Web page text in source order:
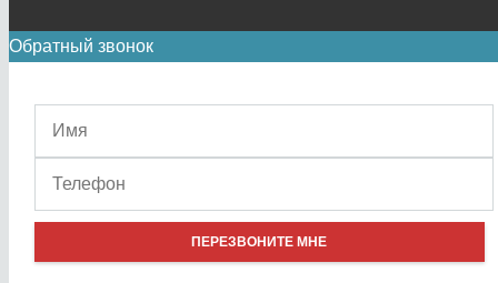
Обратный звонок